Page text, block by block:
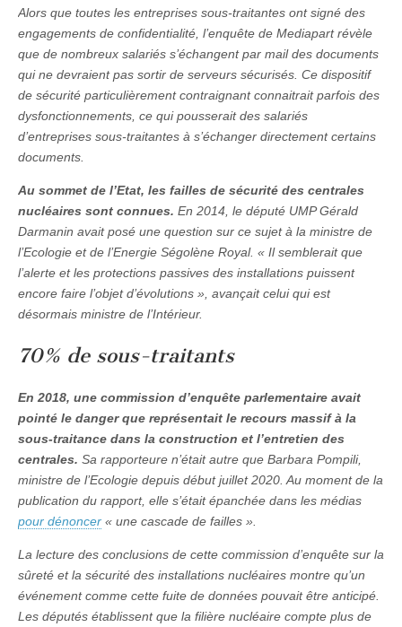
Alors que toutes les entreprises sous-traitantes ont signé des
engagements de confidentialité, l’enquête de Mediapartrévèle
que de nombreux salariés s’échangent par mail des documents
qui ne devraient pas sortir de serveurs sécurisés. Ce dispositif
de sécurité particulièrement contraignant connaitrait parfois des
dysfonctionnements, ce qui pousserait des salariés
d’entreprises sous-traitantes à s’échanger directement certains
documents.
Au sommet de l’Etat, les failles de sécurité des centrales
nucléaires sont connues. En 2014, le député UMP Gérald
Darmanin avait posé une question sur ce sujet à la ministre de
l’Ecologie et de l’Energie Ségolène Royal. « Il semblerait que
l’alerte et les protections passives des installations puissent
encore faire l’objet d’évolutions », avançait celui qui est
désormais ministre de l’Intérieur.
70% de sous-traitants
En 2018, une commission d’enquête parlementaire avait
pointé le danger que représentait le recours massif à la
sous-traitance dans la construction et l’entretien des
centrales. Sa rapporteure n’était autre que Barbara Pompili,
ministre de l’Ecologie depuis début juillet 2020. Au moment de la
publication du rapport, elle s’était épanchée dans les médias
pour dénoncer « une cascade de failles ».
La lecture des conclusions de cette commission d’enquête sur la
sûreté et la sécurité des installations nucléaires montre qu’un
événement comme cette fuite de données pouvait être anticipé.
Les députés établissent que la filière nucléaire compte plus de